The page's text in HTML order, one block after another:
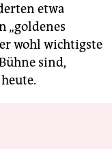
etwa
„goldenes
wohl wichtigste
sind,